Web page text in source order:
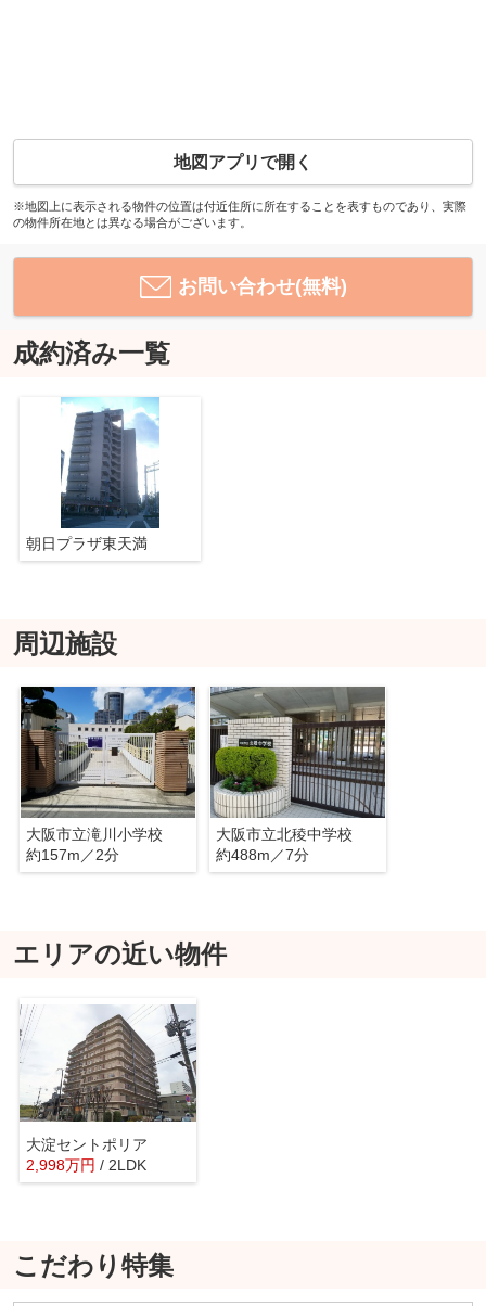
地図アプリで開く
※地図上に表示される物件の位置は付近住所に所在することを表すものであり、実際
の物件所在地とは異なる場合がございます。
お問い合わせ(無料)
成約済み一覧
朝日プラザ東天満
周辺施設
大阪市立滝川小学校
約157m／2分
大阪市立北稜中学校
約488m／7分
エリアの近い物件
大淀セントポリア
2,998万円 / 2LDK
こだわり特集